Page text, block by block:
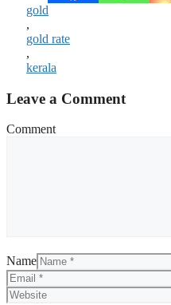
gold
,
gold rate
,
kerala
Leave a Comment
Comment
Name